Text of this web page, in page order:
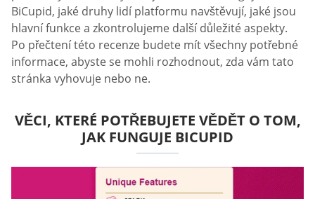
BiCupid, jaké druhy lidí platformu navštěvují, jaké jsou
hlavní funkce a zkontrolujeme další důležité aspekty.
Po přečtení této recenze budete mít všechny potřebné
informace, abyste se mohli rozhodnout, zda vám tato
stránka vyhovuje nebo ne.
VĚCI, KTERÉ POTŘEBUJETE VĚDĚT O TOM,
JAK FUNGUJE BICUPID